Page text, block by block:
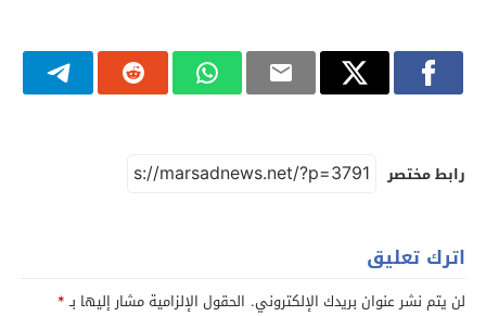
رابط مختصر
اترك تعليق
لن يتم نشر عنوان بريدك الإلكتروني. الحقول الإلزامية مشار إليها بـ*